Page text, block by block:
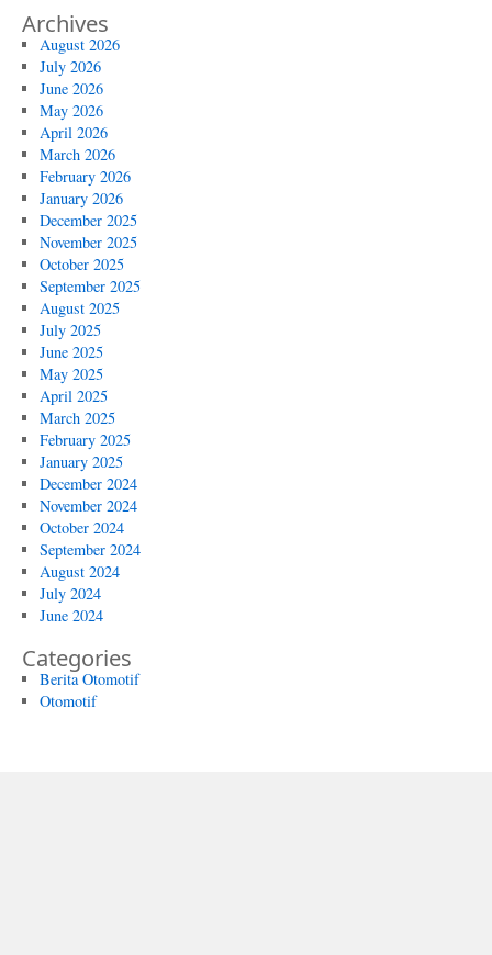
Archives
August 2026
July 2026
June 2026
May 2026
April 2026
March 2026
February 2026
January 2026
December 2025
November 2025
October 2025
September 2025
August 2025
July 2025
June 2025
May 2025
April 2025
March 2025
February 2025
January 2025
December 2024
November 2024
October 2024
September 2024
August 2024
July 2024
June 2024
Categories
Berita Otomotif
Otomotif